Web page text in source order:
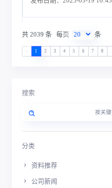
共 2039 条 每页 条
1 2 3 4 5 6 7 8
搜索
分类
资料推荐
公司新闻